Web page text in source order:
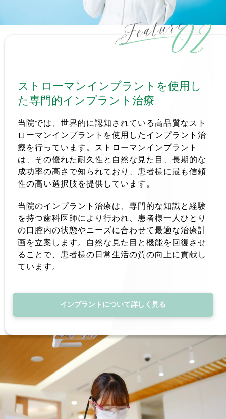
ストローマンインプラントを使用し
た専門的インプラント治療
当院では、世界的に認知されている高品質なスト
ローマンインプラントを使用したインプラント治
療を行っています。ストローマンインプラント
は、その優れた耐久性と自然な見た目、長期的な
成功率の高さで知られており、患者様に最も信頼
性の高い選択肢を提供しています。
当院のインプラント治療は、専門的な知識と経験
を持つ歯科医師により行われ、患者様一人ひとり
の口腔内の状態やニーズに合わせて最適な治療計
画を立案します。自然な見た目と機能を回復させ
ることで、患者様の日常生活の質の向上に貢献し
ています。
インプラントについて詳しく見る